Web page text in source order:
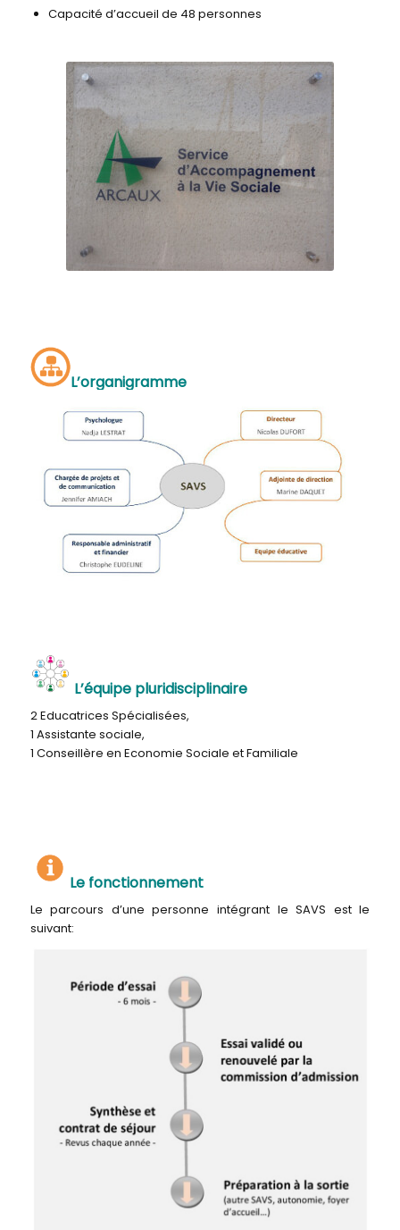
Capacité d’accueil de 48 personnes
L’organigramme
L’équipe pluridisciplinaire
2 Educatrices Spécialisées,
1 Assistante sociale,
1 Conseillère en Economie Sociale et Familiale
Le fonctionnement
Le parcours d’une personne intégrant le SAVS est le
suivant: